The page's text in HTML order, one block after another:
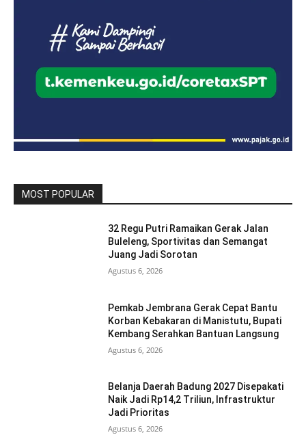
MOST POPULAR
32 Regu Putri Ramaikan Gerak Jalan
Buleleng, Sportivitas dan Semangat
Juang Jadi Sorotan
Agustus 6, 2026
Pemkab Jembrana Gerak Cepat Bantu
Korban Kebakaran di Manistutu, Bupati
Kembang Serahkan Bantuan Langsung
Agustus 6, 2026
Belanja Daerah Badung 2027 Disepakati
Naik Jadi Rp14,2 Triliun, Infrastruktur
Jadi Prioritas
Agustus 6, 2026